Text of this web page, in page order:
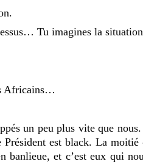
Tu imagines la
Africains…
un peu plus vite que nous.
est black. La
banlieue, et cʼest eux qui